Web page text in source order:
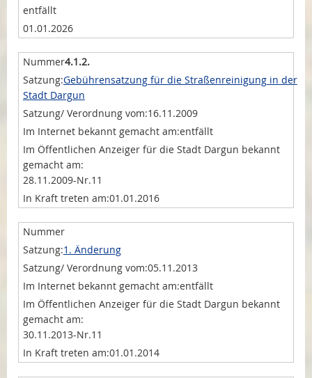
entfällt
01.01.2026
4.1.2.
Gebührensatzung für die Straßenreinigung in der
Stadt Dargun
16.11.2009
entfällt
28.11.2009-Nr.11
01.01.2016
1. Änderung
05.11.2013
entfällt
30.11.2013-Nr.11
01.01.2014